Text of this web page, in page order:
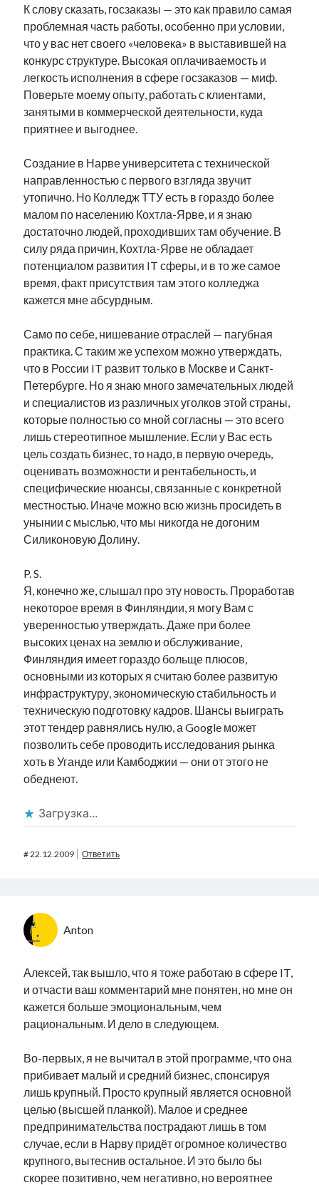
К слову сказать, госзаказы — это как правило самая
проблемная часть работы, особенно при условии,
что у вас нет своего «человека» в выставившей на
конкурс структуре. Высокая оплачиваемость и
легкость исполнения в сфере госзаказов — миф.
Поверьте моему опыту, работать с клиентами,
занятыми в коммерческой деятельности, куда
приятнее и выгоднее.
Создание в Нарве университета с технической
направленностью с первого взгляда звучит
утопично. Но Колледж ТТУ есть в гораздо более
малом по населению Кохтла-Ярве, и я знаю
достаточно людей, проходивших там обучение. В
силу ряда причин, Кохтла-Ярве не обладает
потенциалом развития IT сферы, и в то же самое
время, факт присутствия там этого колледжа
кажется мне абсурдным.
Само по себе, нишевание отраслей — пагубная
практика. С таким же успехом можно утверждать,
что в России IT развит только в Москве и Санкт-
Петербурге. Но я знаю много замечательных людей
и специалистов из различных уголков этой страны,
которые полностью со мной согласны — это всего
лишь стереотипное мышление. Если у Вас есть
цель создать бизнес, то надо, в первую очередь,
оценивать возможности и рентабельность, и
специфические нюансы, связанные с конкретной
местностью. Иначе можно всю жизнь просидеть в
унынии с мыслью, что мы никогда не догоним
Силиконовую Долину.
P. S.
Я, конечно же, слышал про эту новость. Проработав
некоторое время в Финляндии, я могу Вам с
уверенностью утверждать. Даже при более
высоких ценах на землю и обслуживание,
Финляндия имеет гораздо больще плюсов,
основными из которых я считаю более развитую
инфраструктуру, экономическую стабильность и
техническую подготовку кадров. Шансы выиграть
этот тендер равнялись нулю, а Google может
позволить себе проводить исследования рынка
хоть в Уганде или Камбоджии — они от этого не
обеднеют.
Загрузка...
#22.12.2009 Ответить
Anton
Алексей, так вышло, что я тоже работаю в сфере IT,
и отчасти ваш комментарий мне понятен, но мне он
кажется больше эмоциональным, чем
рациональным. И дело в следующем.
Во-первых, я не вычитал в этой программе, что она
прибивает малый и средний бизнес, спонсируя
лишь крупный. Просто крупный является основной
целью (высшей планкой). Малое и среднее
предпринимательства пострадают лишь в том
случае, если в Нарву придёт огромное количество
крупного, вытеснив остальное. И это было бы
скорее позитивно, чем негативно, но вероятнее